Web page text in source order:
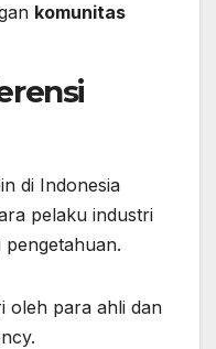
komunitas
di Indonesia
pelaku industri
oleh para ahli dan